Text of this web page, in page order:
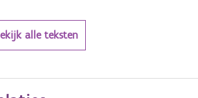
alle teksten